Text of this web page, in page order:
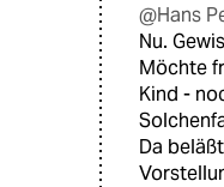
@Hans
Nu.
Möchte
Kind -
Da